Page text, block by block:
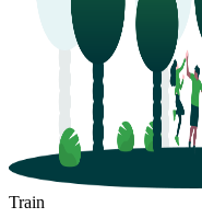
Train